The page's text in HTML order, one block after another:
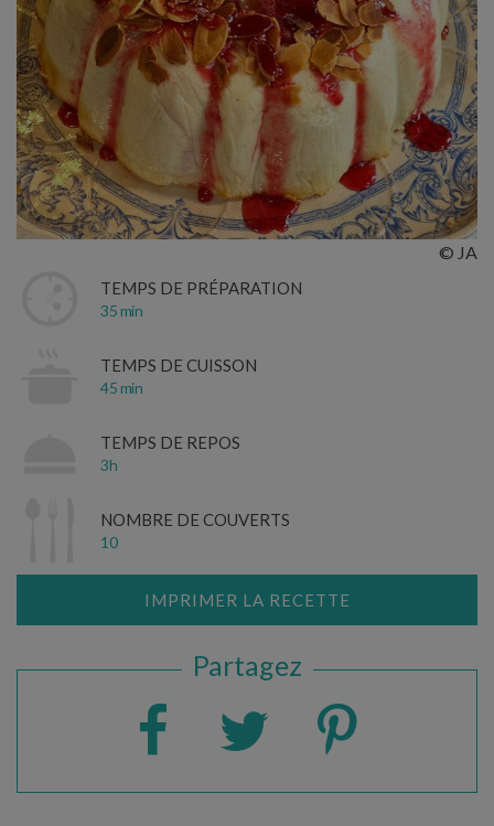
© JA
TEMPS DE PRÉPARATION
35 min
TEMPS DE CUISSON
45 min
TEMPS DE REPOS
3h
NOMBRE DE COUVERTS
10
IMPRIMER LA RECETTE
Partagez